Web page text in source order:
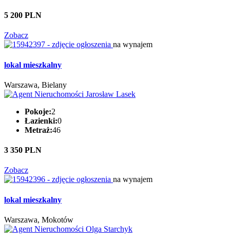
5 200 PLN
Zobacz
na wynajem
lokal mieszkalny
Warszawa, Bielany
Pokoje:2
Łazienki:0
Metraż:46
3 350 PLN
Zobacz
na wynajem
lokal mieszkalny
Warszawa, Mokotów